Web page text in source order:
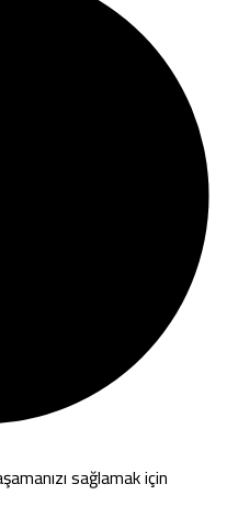
sağlamak için